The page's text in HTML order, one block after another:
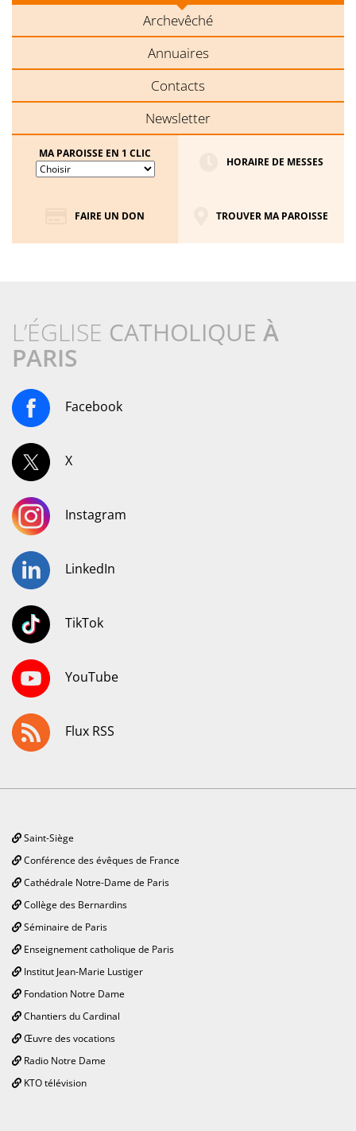
Archevêché
Annuaires
Contacts
Newsletter
MA PAROISSE EN 1 CLIC
HORAIRE DE MESSES
FAIRE UN DON TROUVER MA PAROISSE
L’ÉGLISE CATHOLIQUE À
PARIS
Facebook
X
Instagram
LinkedIn
TikTok
YouTube
Flux RSS
Saint-Siège
Conférence des évêques de France
Cathédrale Notre-Dame de Paris
Collège des Bernardins
Séminaire de Paris
Enseignement catholique de Paris
Institut Jean-Marie Lustiger
Fondation Notre Dame
Chantiers du Cardinal
Œuvre des vocations
Radio Notre Dame
KTO télévision